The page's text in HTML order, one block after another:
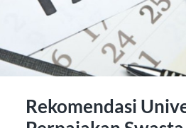
Rekomendasi